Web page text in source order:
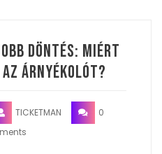
döntés: Miért
árnyékolót?
TICKETMAN
0